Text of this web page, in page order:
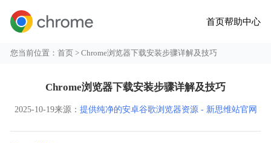
首页帮助中心
您当前位置：首页 > Chrome浏览器下载安装步骤详解及技巧
Chrome浏览器下载安装步骤详解及技巧
2025-10-19来源： 提供纯净的安卓谷歌浏览器资源 - 新思维站官网